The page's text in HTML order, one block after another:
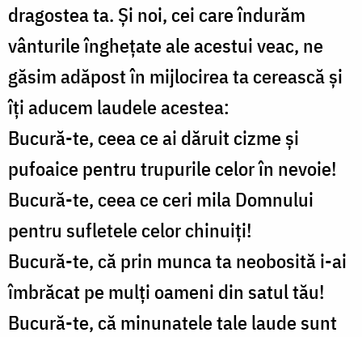
dragostea ta. Și noi, cei care îndurăm
vânturile înghețate ale acestui veac, ne
găsim adăpost în mijlocirea ta cerească și
îți aducem laudele acestea:
Bucură-te, ceea ce ai dăruit cizme și
pufoaice pentru trupurile celor în nevoie!
Bucură-te, ceea ce ceri mila Domnului
pentru sufletele celor chinuiți!
Bucură-te, că prin munca ta neobosită i-ai
îmbrăcat pe mulți oameni din satul tău!
Bucură-te, că minunatele tale laude sunt